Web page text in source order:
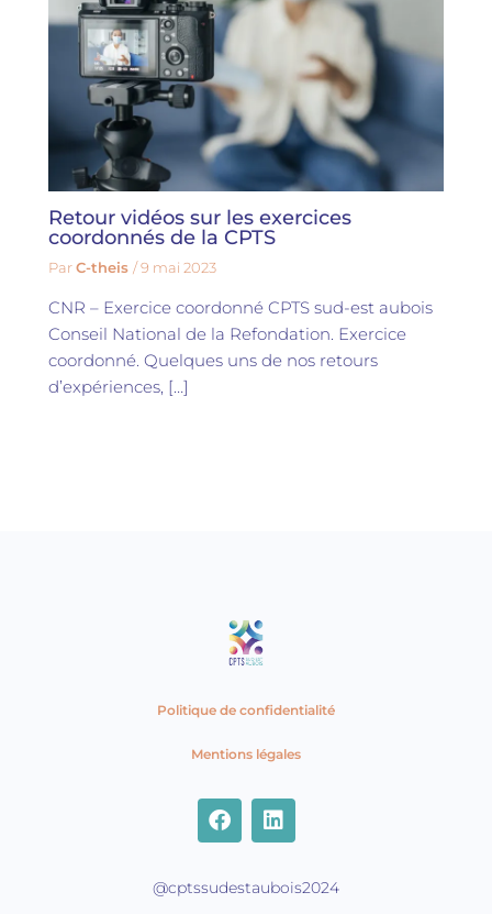
Retour vidéos sur les exercices
coordonnés de la CPTS
ParC-theis/9 mai 2023
CNR – Exercice coordonné CPTS sud-est aubois
Conseil National de la Refondation. Exercice
coordonné. Quelques uns de nos retours
d’expériences, […]
Politique de confidentialité
Mentions légales
F
a
e
b
L
i
k
e
@cptssudestaubois2024